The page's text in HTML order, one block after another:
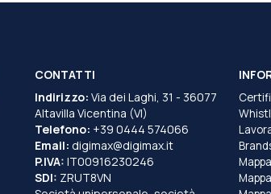
CONTATTI
Indirizzo: Via dei Laghi, 31 - 36077
Altavilla Vicentina (VI)
Telefono: +39 0444 574066
Email: digimax@digimax.it
P.IVA: IT00916230246
SDI: ZRUT8VN